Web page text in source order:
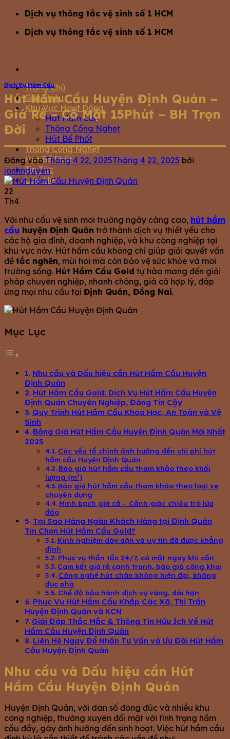
Dịch vụ thông tắc vệ sinh số 1 HCM
Dịch vụ thông tắc vệ sinh số 1 HCM
Trang Chủ
Giới Thiệu
Khu Vực Hoạt Động
Hút Hầm Cầu
Thông Cống Nghẹt
Hút Bể Phốt
Thông Cống Nghẹt
Hút Bể Phốt
Tin Tức
Liện Hệ
Dịch Vụ Hầm Cầu
Hút Hầm Cầu Huyện Định Quán –
Giá Rẻ – Có Mặt 15Phút – BH Trọn
Đời
Đăng vàoTháng 4 22, 2025Tháng 4 22, 2025 bởi
jonhnguyen
22
Th4
Với nhu cầu vệ sinh môi trường ngày càng cao, hút hầm
cầu huyện Định Quán trở thành dịch vụ thiết yếu cho
các hộ gia đình, doanh nghiệp, và khu công nghiệp tại
khu vực này. Hút hầm cầu không chỉ giúp giải quyết vấn
đề tắc nghẽn, mùi hôi mà còn bảo vệ sức khỏe và môi
trường sống. Hút Hầm Cầu Gold tự hào mang đến giải
pháp chuyên nghiệp, nhanh chóng, giá cả hợp lý, đáp
ứng mọi nhu cầu tại Định Quán, Đồng Nai.
Mục Lục
Nhu cầu và Dấu hiệu cần Hút Hầm Cầu Huyện
Định Quán
Hút Hầm Cầu Gold: Dịch Vụ Hút Hầm Cầu Huyện
Định Quán Chuyên Nghiệp, Đáng Tin Cậy
Quy Trình Hút Hầm Cầu Khoa Học, An Toàn và Vệ
Sinh
Bảng Giá Hút Hầm Cầu Huyện Định Quán Mới Nhất
2025
Các yếu tố chính ảnh hưởng đến chi phí hút
hầm cầu Huyện Định Quán
Báo giá hút hầm cầu tham khảo theo khối
lượng (m³)
Báo giá hút hầm cầu tham khảo theo loại xe
chuyên dụng
Minh bạch giá cả – Cảnh giác chiêu trò lừa
đảo
Tại Sao Hàng Ngàn Khách Hàng tại Định Quán
Tin Chọn Hút Hầm Cầu Gold?
Kinh nghiệm dày dặn và uy tín đã được khẳng
định
Phục vụ thần tốc 24/7, có mặt ngay khi cần
Cam kết giá rẻ cạnh tranh, báo giá công khai
Công nghệ hút chân không hiện đại, không
đục phá
Chế độ bảo hành dịch vụ vàng, dài hạn
Phục Vụ Hút Hầm Cầu Khắp Các Xã, Thị Trấn
Huyện Định Quán và KCN
Giải Đáp Thắc Mắc & Thông Tin Hữu Ích Về Hút
Hầm Cầu Huyện Định Quán
Liên Hệ Ngay Để Nhận Tư Vấn và Ưu Đãi Hút Hầm
Cầu Huyện Định Quán
Nhu cầu và Dấu hiệu cần Hút
Hầm Cầu Huyện Định Quán
Huyện Định Quán, với dân số đông đúc và nhiều khu
công nghiệp, thường xuyên đối mặt với tình trạng hầm
cầu đầy, gây ảnh hưởng đến sinh hoạt. Việc hút hầm cầu